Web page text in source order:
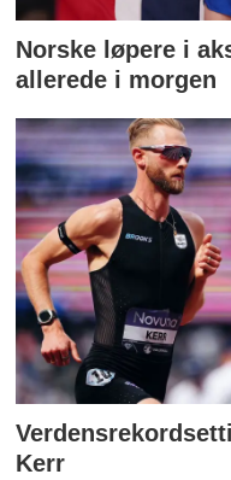
Norske løpere i
allerede i morgen
Kerr